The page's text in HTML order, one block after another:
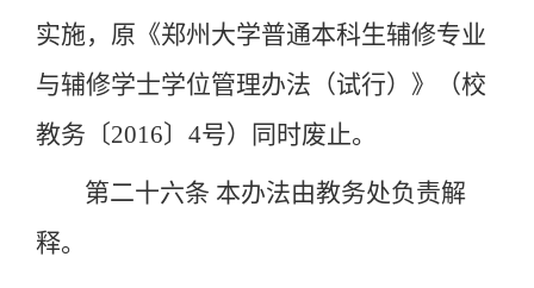
实施，原《郑州大学普通本科生辅修专业
与辅修学士学位管理办法（试行）》（校
教务〔2016〕 4号）同时废止。
第二十六条 本办法由教务处负责解
释。